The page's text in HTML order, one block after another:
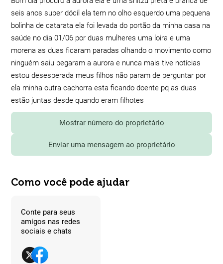
seis anos super dócil ela tem no olho esquerdo uma pequena
bolinha de catarata ela foi levada do portão da minha casa na
saúde no dia 01/06 por duas mulheres uma loira e uma
morena as duas ficaram paradas olhando o movimento como
ninguém saiu pegaram a aurora e nunca mais tive notícias
estou desesperada meus filhos não param de perguntar por
ela minha outra cachorra esta ficando doente pq as duas
estão juntas desde quando eram filhotes
Mostrar número do proprietário
Enviar uma mensagem ao proprietário
Como você pode ajudar
Conte para seus
amigos nas redes
sociais e chats